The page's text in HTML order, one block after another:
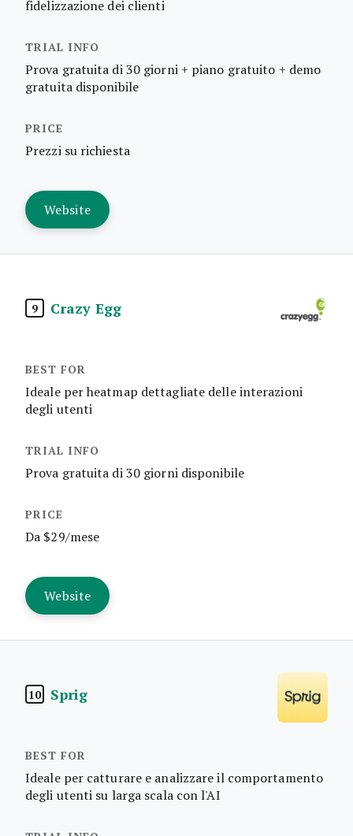
fidelizzazione dei clienti
Prova gratuita di 30 giorni + piano gratuito + demo
gratuita disponibile
Prezzi su richiesta
Website
9 Crazy Egg
Ideale per heatmap dettagliate delle interazioni
degli utenti
Prova gratuita di 30 giorni disponibile
Da $29/mese
Website
10 Sprig
Ideale per catturare e analizzare il comportamento
degli utenti su larga scala con l'AI